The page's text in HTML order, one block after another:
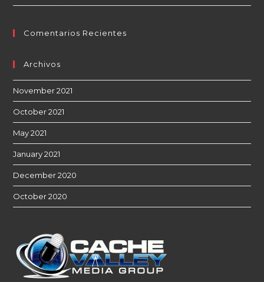
Comentarios Recientes
Archivos
November 2021
October 2021
May 2021
January 2021
December 2020
October 2020